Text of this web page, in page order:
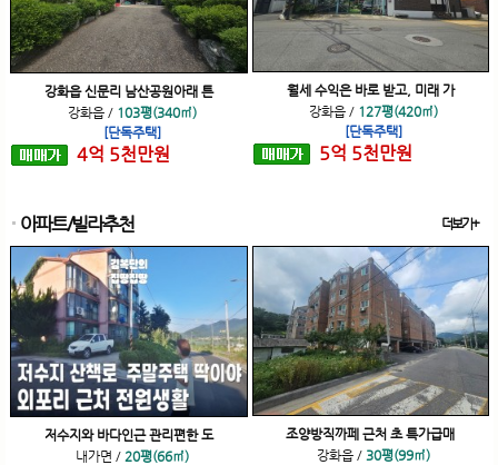
강화읍 신문리 남산공원아래 튼
강화읍/ 103평(340㎡)
[단독주택]
4억 5천만원
월세 수익은 바로 받고, 미래 가
강화읍 / 127평(420㎡)
[단독주택]
5억 5천만원
아파트/빌라추천 더보기+
저수지와 바다인근 관리편한 도
내가면 / 20평(66㎡)
조양방직까페 근처 초 특가급매
강화읍 / 30평(99㎡)